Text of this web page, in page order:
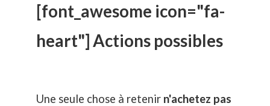
[font_awesome icon="fa-
heart"] Actions possibles
Une seule chose à retenir n'achetez pas